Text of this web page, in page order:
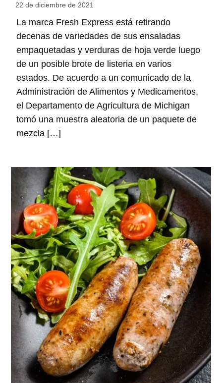
22 de diciembre de 2021
La marca Fresh Express está retirando
decenas de variedades de sus ensaladas
empaquetadas y verduras de hoja verde luego
de un posible brote de listeria en varios
estados. De acuerdo a un comunicado de la
Administración de Alimentos y Medicamentos,
el Departamento de Agricultura de Michigan
tomó una muestra aleatoria de un paquete de
mezcla […]